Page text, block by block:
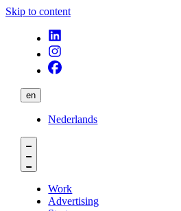
Skip to content
en
Nederlands
Work
Advertising